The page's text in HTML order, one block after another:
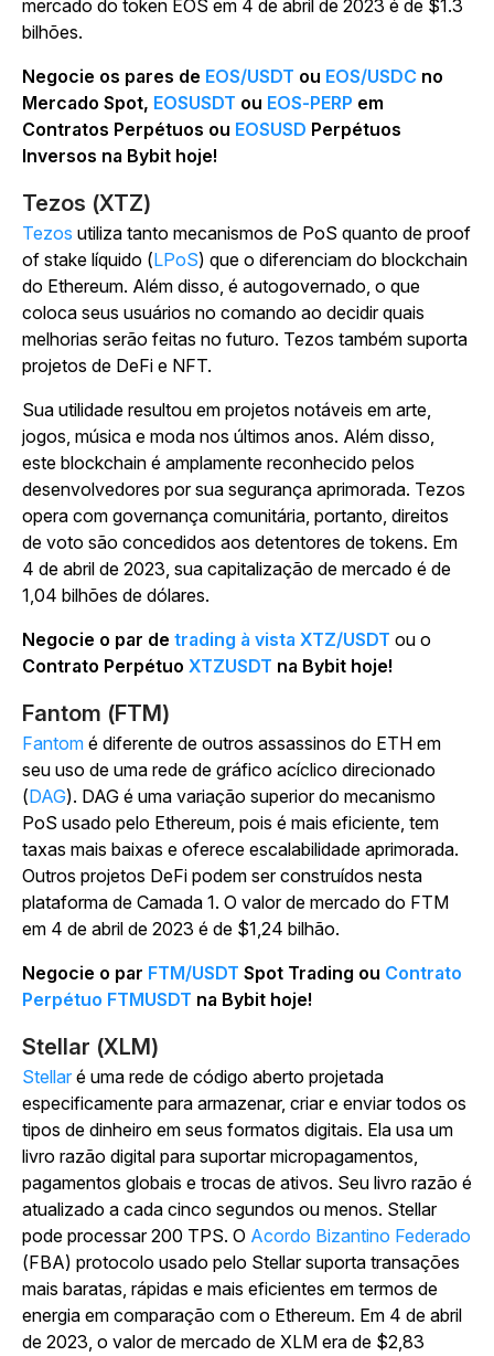
mercado do token EOS em 4 de abril de 2023 é de $1.3
bilhões.
Negocie os pares de EOS/USDT ou EOS/USDC no
Mercado Spot, EOSUSDT ou EOS-PERP em
Contratos Perpétuos ou EOSUSD Perpétuos
Inversos na Bybit hoje!
Tezos (XTZ)
Tezos utiliza tanto mecanismos de PoS quanto de proof
of stake líquido (LPoS) que o diferenciam do blockchain
do Ethereum. Além disso, é autogovernado, o que
coloca seus usuários no comando ao decidir quais
melhorias serão feitas no futuro. Tezos também suporta
projetos de DeFi e NFT.
Sua utilidade resultou em projetos notáveis em arte,
jogos, música e moda nos últimos anos. Além disso,
este blockchain é amplamente reconhecido pelos
desenvolvedores por sua segurança aprimorada. Tezos
opera com governança comunitária, portanto, direitos
de voto são concedidos aos detentores de tokens. Em
4 de abril de 2023, sua capitalização de mercado é de
1,04 bilhões de dólares.
Negocie o par de trading à vista XTZ/USDT ou o
Contrato Perpétuo XTZUSDT na Bybit hoje!
Fantom (FTM)
Fantom é diferente de outros assassinos do ETH em
seu uso de uma rede de gráfico acíclico direcionado
(DAG). DAG é uma variação superior do mecanismo
PoS usado pelo Ethereum, pois é mais eficiente, tem
taxas mais baixas e oferece escalabilidade aprimorada.
Outros projetos DeFi podem ser construídos nesta
plataforma de Camada 1. O valor de mercado do FTM
em 4 de abril de 2023 é de $1,24 bilhão.
Negocie o par FTM/USDT Spot Trading ou Contrato
Perpétuo FTMUSDT na Bybit hoje!
Stellar (XLM)
Stellar é uma rede de código aberto projetada
especificamente para armazenar, criar e enviar todos os
tipos de dinheiro em seus formatos digitais. Ela usa um
livro razão digital para suportar micropagamentos,
pagamentos globais e trocas de ativos. Seu livro razão é
atualizado a cada cinco segundos ou menos. Stellar
pode processar 200 TPS. O Acordo Bizantino Federado
(FBA) protocolo usado pelo Stellar suporta transações
mais baratas, rápidas e mais eficientes em termos de
energia em comparação com o Ethereum. Em 4 de abril
de 2023, o valor de mercado de XLM era de $2,83